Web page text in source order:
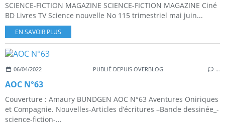
SCIENCE-FICTION MAGAZINE SCIENCE-FICTION MAGAZINE Ciné
BD Livres TV Science nouvelle No 115 trimestriel mai juin...
EN SAVOIR PLUS
06/04/2022 PUBLIÉ DEPUIS OVERBLOG …
AOC N°63
Couverture : Amaury BUNDGEN AOC N°63 Aventures Oniriques
et Compagnie. Nouvelles-Articles d’écritures –Bande dessinée_-
science-fiction-...